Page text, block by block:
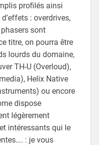
profilés ainsi
: overdrives,
sont
titre, on pourra être
lourds du domaine,
TH-U (Overloud),
Helix Native
ou encore
dispose
légèrement
intéressants qui le
: je vous